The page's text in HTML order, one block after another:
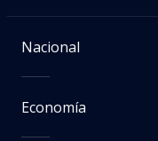
Nacional
Economía